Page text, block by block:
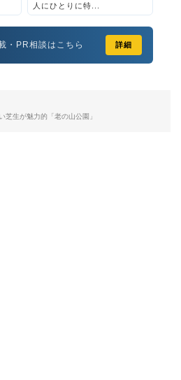
人にひとりに特...
・PR相談はこちら 詳細
芝生が魅力的「老の山公園」